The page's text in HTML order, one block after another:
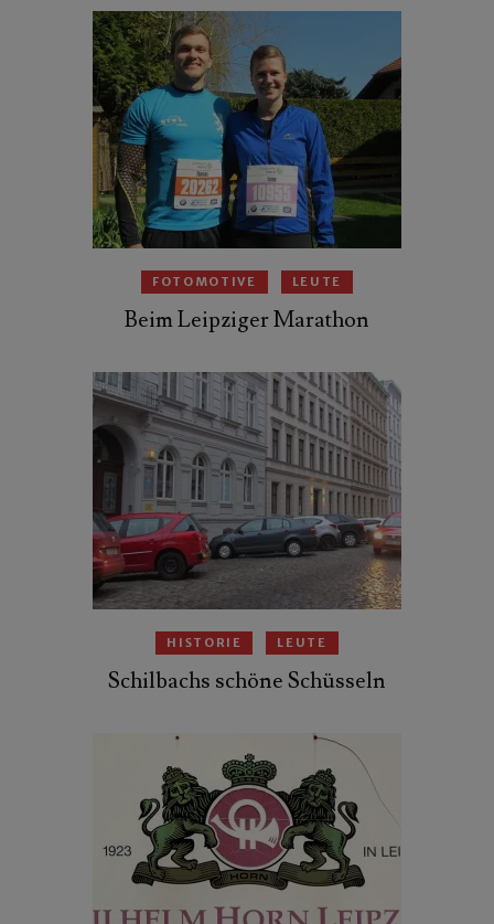
FOTOMOTIVE LEUTE
Beim Leipziger Marathon
HISTORIE LEUTE
Schilbachs schöne Schüsseln